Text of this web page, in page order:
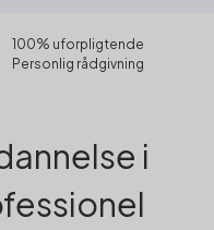
100% uforpligtende
Personlig rådgivning
i